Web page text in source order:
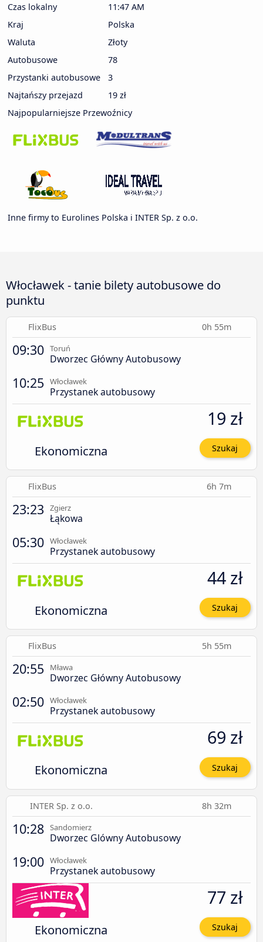
Czas lokalny
11:47 AM
Kraj
Polska
Waluta
Złoty
Autobusowe
78
Przystanki autobusowe
3
Najtańszy przejazd
19 zł
Najpopularniejsze Przewoźnicy
Inne firmy to Eurolines Polska i INTER Sp. z o.o.
Włocławek - tanie bilety autobusowe do
punktu
FlixBus 0h 55m
09:30 Toruń
Dworzec Główny Autobusowy
10:25 Włocławek
Przystanek autobusowy
Ekonomiczna
19 zł
Szukaj
FlixBus 6h 7m
23:23 Zgierz
Łąkowa
05:30 Włocławek
Przystanek autobusowy
Ekonomiczna
44 zł
Szukaj
FlixBus 5h 55m
20:55 Mława
Dworzec Główny Autobusowy
02:50 Włocławek
Przystanek autobusowy
Ekonomiczna
69 zł
Szukaj
INTER Sp. z o.o. 8h 32m
10:28 Sandomierz
Dworzec Glówny Autobusowy
19:00 Włocławek
Przystanek autobusowy
Ekonomiczna
77 zł
Szukaj